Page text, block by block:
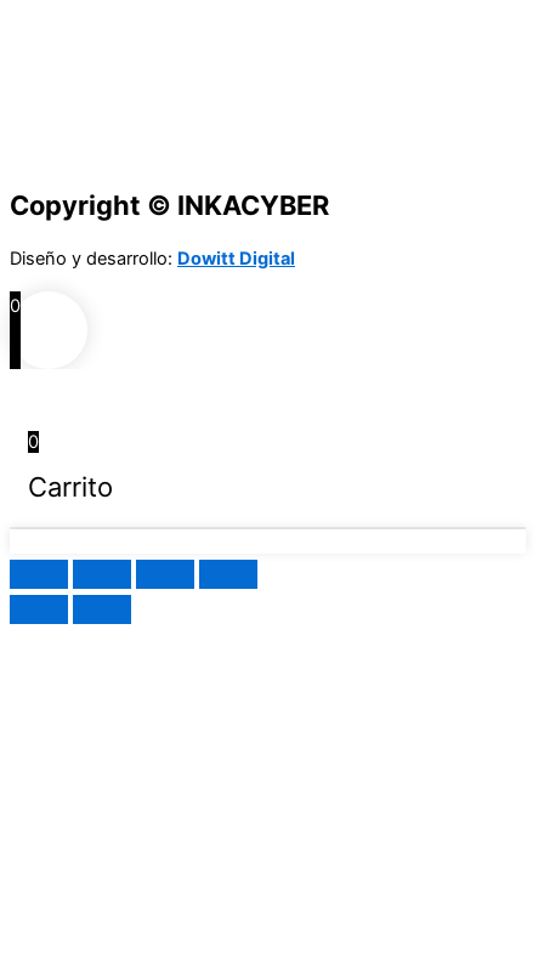
Copyright © INKACYBER
Diseño y desarrollo: Dowitt Digital
0
0
Carrito